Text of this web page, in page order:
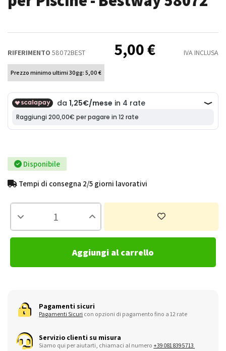
RIFERIMENTO 58072BEST 5,00 € IVA INCLUSA
Prezzo minimo ultimi 30gg: 5,00 €
Disponibile
Tempi di consegna 2/5 giorni lavorativi
Aggiungi al carrello
Pagamenti sicuri
Pagamenti Sicuri con opzioni di pagamento fino a 12 rate
Servizio clienti su misura
Siamo qui per aiutarti, chiamaci al numero+39 081 8395713